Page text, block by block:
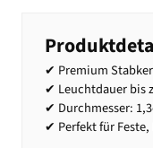
✔ Premium
✔ Leuchtdauer bis
✔ Durchmesser:
✔ Perfekt für